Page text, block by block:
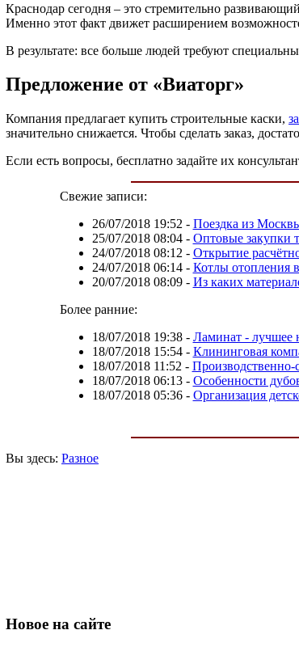
Краснодар сегодня – это стремительно
Именно этот факт движет расширением
В результате: все больше людей требуют
Предложение от «Виаторг»
Компания предлагает купить строительные каски,
значительно снижается. Чтобы сделать заказ,
Если есть вопросы, бесплатно задайте их
Свежие записи:
26/07/2018 19:52 - Поездка из
25/07/2018 08:04- Оптовые закупки
24/07/2018 08:12 - Открытие
24/07/2018 06:14- Котлы отопления
20/07/2018 08:09- Из каких
Более ранние:
18/07/2018 19:38- Ламинат - лучшее
18/07/2018 15:54- Клининговая
18/07/2018 11:52 -
18/07/2018 06:13- Особенности
18/07/2018 05:36- Организация
Вы здесь: Разное
Новое на сайте